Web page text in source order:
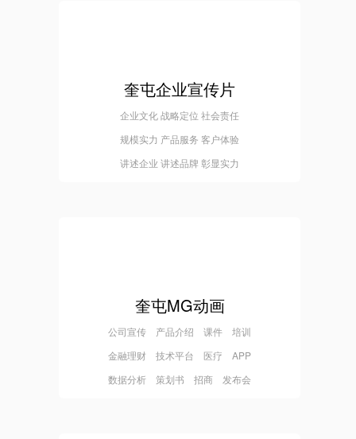
奎屯企业宣传片
企业文化 战略定位 社会责任
规模实力 产品服务 客户体验
讲述企业 讲述品牌 彰显实力
奎屯MG动画
公司宣传 产品介绍 课件 培训
金融理财 技术平台 医疗 APP
数据分析 策划书 招商 发布会